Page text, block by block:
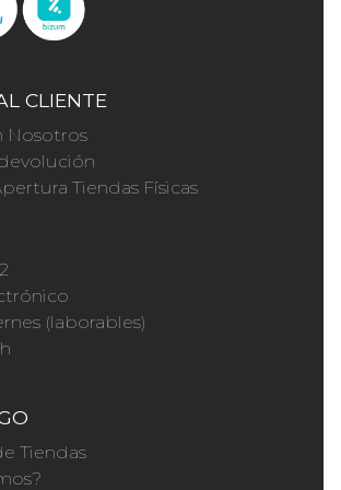
CLIENTE
Nosotros
Tiendas Físicas
(laborables)
Tiendas